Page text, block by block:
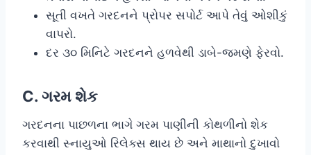
સૂતી વખતે ગરદનને પ્રોપર સપોર્ટ આપે તેવું ઓશીકું
વાપરો.
દર ૩૦ મિનિટે ગરદનને હળવેથી ડાબે-જમણે ફેરવો.
C. ગરમ શેક
ગરદનના પાછળના ભાગે ગરમ પાણીની કોથળીનો શેક
કરવાથી સ્નાયુઓ રિલેક્સ થાય છે અને માથાનો દુખાવો